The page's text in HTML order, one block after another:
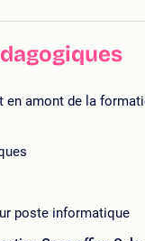
amont de la
poste informatique